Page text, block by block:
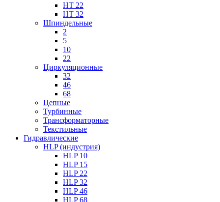
HT 22
HT 32
Шпиндельные
2
5
10
22
Циркуляционные
32
46
68
Цепные
Турбинные
Трансформаторные
Текстильные
Гидравлические
HLP (индустрия)
HLP 10
HLP 15
HLP 22
HLP 32
HLP 46
HLP 68